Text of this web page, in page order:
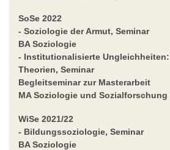
SoSe 2022
- Soziologie der Armut, Seminar
BA Soziologie
- Institutionalisierte
Theorien, Seminar
Begleitseminar zur Masterarbeit
MA Soziologie und Sozialforschung
WiSe 2021/22
- Bildungssoziologie, Seminar
BA Soziologie